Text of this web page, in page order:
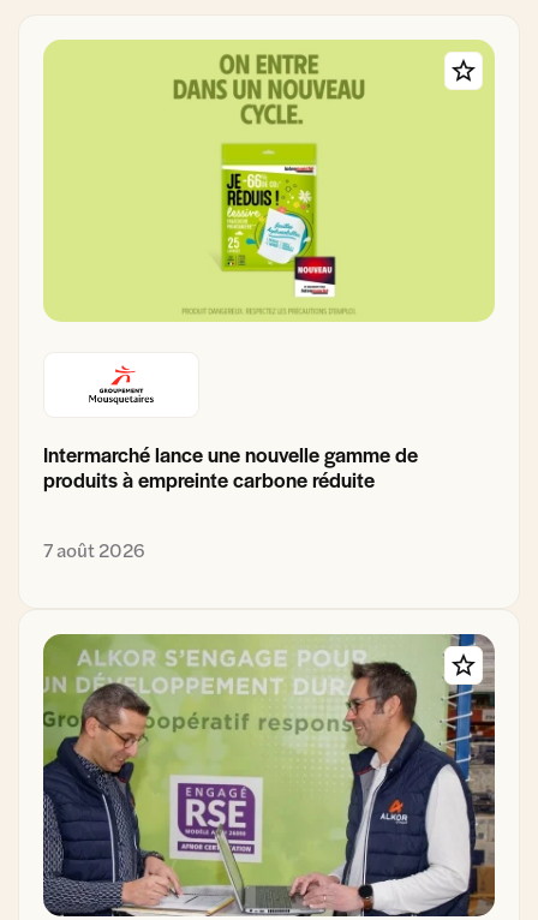
Intermarché lance une nouvelle gamme de
produits à empreinte carbone réduite
7 août 2026